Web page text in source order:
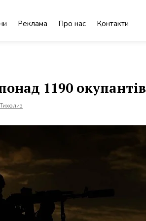
Реклама Про нас Контакти
1190 окупантів